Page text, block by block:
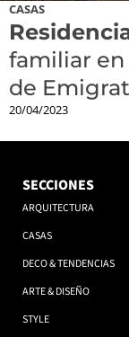
CASAS
familiar en
de
20/04/2023
SECCIONES
ARQUITECTURA
CASAS
DECO & TENDENCIAS
ARTE & DISEÑO
STYLE